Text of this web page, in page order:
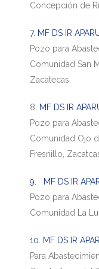
Concepción de
7. MF DS IR
Pozo para
Comunidad San
Zacatecas.
8. MF DS IR
Pozo para
Comunidad Ojo
Fresnillo,
9. MF DS IR
Pozo para
Comunidad La
10. MF DS IR
Para